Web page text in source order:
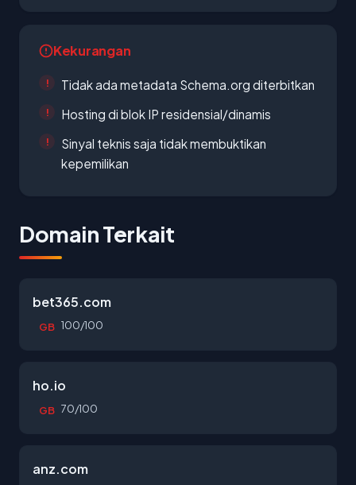
Kekurangan
Tidak ada metadata Schema.org diterbitkan
Hosting di blok IP residensial/dinamis
Sinyal teknis saja tidak membuktikan
kepemilikan
Domain Terkait
bet365.com
GB 100/100
ho.io
GB 70/100
anz.com